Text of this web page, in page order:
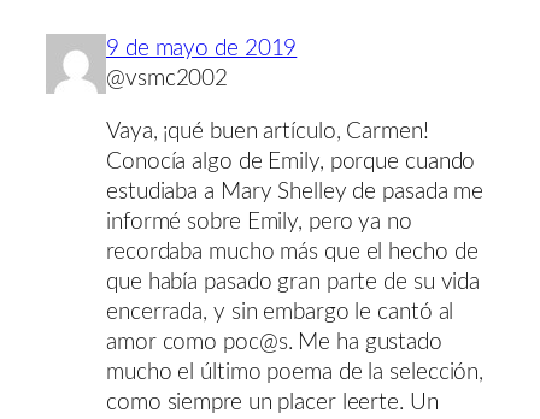
9 de mayo de 2019
@vsmc2002
Vaya, ¡qué buen artículo, Carmen!
Conocía algo de Emily, porque cuando
estudiaba a Mary Shelley de pasada me
informé sobre Emily, pero ya no
recordaba mucho más que el hecho de
que había pasado gran parte de su vida
encerrada, y sin embargo le cantó al
amor como poc@s. Me ha gustado
mucho el último poema de la selección,
como siempre un placer leerte. Un